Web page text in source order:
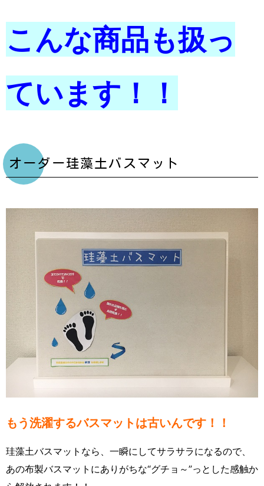
こんな商品も扱っ
ています！！
オーダー珪藻土バスマット
もう洗濯するバスマットは古いんです！！
珪藻土バスマットなら、一瞬にしてサラサラになるので、
あの布製バスマットにありがちな“グチョ～”っとした感触か